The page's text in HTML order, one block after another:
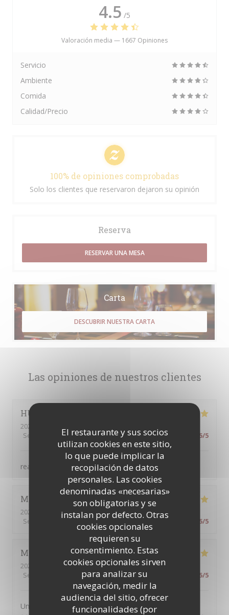
El restaurante y sus socios
utilizan cookies en este sitio,
lo que puede implicar la
recopilación de datos
personales. Las cookies
denominadas «necesarias»
son obligatorias y se
instalan por defecto. Otras
cookies opcionales
requieren su
consentimiento. Estas
cookies opcionales sirven
para analizar su
navegación, medir la
audiencia del sitio, ofrecer
funcionalidades (por
Las opiniones de nuestros clientes
HU
2026-08-04
Servicio
Ambiente: 5/5 Menú: 5/5 Calidad / Precio 5/5
really considerate service！
Michael
2026-08-07
- 22:00 - Invitados 2
Servicio
/5 Ambiente :5 /5 Menú:5/5 Calidad / Precio 5/5
Michelle
2026-08-05
- 19:45 - Invitados 2
Servicio
Ambiente:5 /5 Menú: 5 /5 Calidad / Precio 5/5
Un petit restaurant sympa pour dîner dans un cadre
4.5 /5
Valoración media — 1667 Opiniones
Servicio
Ambiente
Comida
Calidad/Precio
100% de opiniones comprobadas
Solo los clientes que reservaron dejaron su opinión
Reserva
RESERVAR UNA MESA
Carta
DESCUBRIR NUESTRA CARTA